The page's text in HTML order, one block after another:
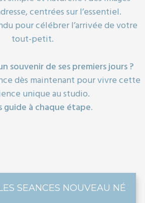
centrées sur l’essentiel.
pour célébrer l’arrivée de votre
tout-petit.
souvenir de ses premiers jours ?
dès maintenant pour vivre cette
unique au studio.
guide à chaque étape.
SEANCES NOUVEAU NÉ